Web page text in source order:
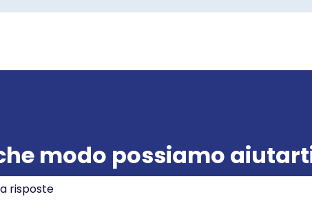
modo possiamo